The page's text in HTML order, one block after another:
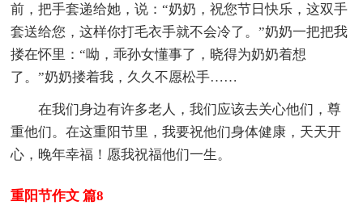
前，把手套递给她，说：“奶奶，祝您节日快乐，这双手
套送给您，这样你打毛衣手就不会冷了。”奶奶一把把我
搂在怀里：“呦，乖孙女懂事了，晓得为奶奶着想
了。”奶奶搂着我，久久不愿松手……
在我们身边有许多老人，我们应该去关心他们，尊
重他们。在这重阳节里，我要祝他们身体健康，天天开
心，晚年幸福！愿我祝福他们一生。
重阳节作文 篇8